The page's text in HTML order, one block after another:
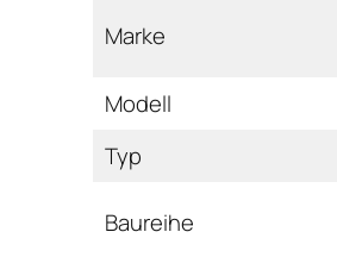
Marke
Modell
Typ
Baureihe